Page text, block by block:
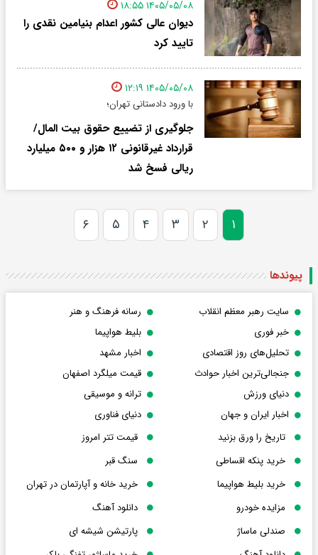
۱۴۰۵/۰۵/۰۸ ۱۸:۵۵
دیوان عالی کشور اعدام بنیامین نقدی را
تایید کرد
۱۴۰۵/۰۵/۰۸ ۱۲:۱۹
با ورود دادستانی تهران؛
جلوگیری از تضییع حقوق بیت المال/
قرارداد غیرقانونی ۱۲ هزار و ۵۰۰ میلیارد
ریالی فسخ شد
۱ ۲ ۳ ۴ ۵ ۶
پیوندها
سایت رهبر معظم انقلاب
رسانه فرهنگ و هنر
خبر فوری
بلیط هواپیما
تحلیل‌های روز اقتصادی
اخبار مشهد
جنجالی‌ترین اخبار حوادث
قیمت میلگرد اصفهان
دنیای ورزش
ترانه و موسیقی
اخبار ایران و جهان
دنیای فناوری
تاریخ را ورق بزنید
قیمت تتر امروز
خرید پنکه اقساطی
سنگ قبر
خرید بلیط هواپیما
خرید خانه و آپارتمان در تهران
مزایده خودرو
دانلود آهنگ
صندلی ماساژ
پارتیشن شیشه ای